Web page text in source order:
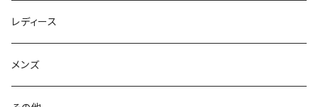
レディース
メンズ